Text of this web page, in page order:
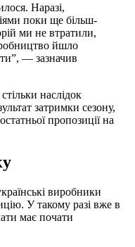
Наразі,
поки ще більш-
ми не втратили,
йшло
— зазначив
наслідок
затримки сезону,
пропозиції на
виробники
У такому разі вже в
має почати